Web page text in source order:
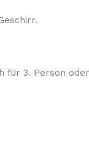
für 3. Person